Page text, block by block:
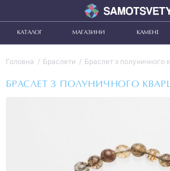
КАТАЛОГ МАГАЗИНИ КАМЕНІ
Головна Браслети Браслет з полуничного
БРАСЛЕТ З ПОЛУНИЧНОГО